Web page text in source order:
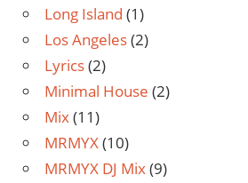
Long Island (1)
Los Angeles(2)
Lyrics(2)
Minimal House (2)
Mix(11)
MRMYX(10)
MRMYX DJ Mix(9)